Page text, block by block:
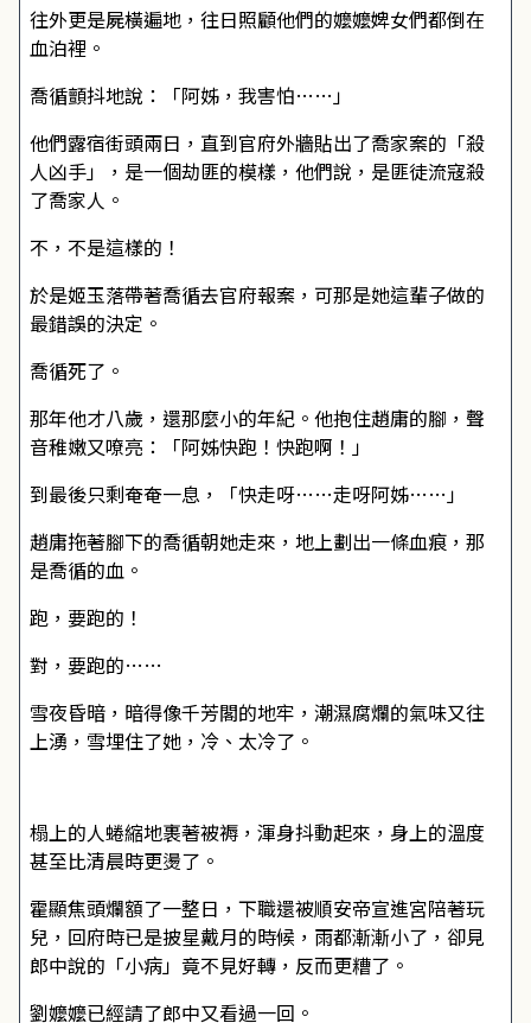
往外更是屍橫遍地，往日照顧他們的嬤嬤婢女們都倒在
血泊裡。
喬循顫抖地說：「阿姊，我害怕……」
他們露宿街頭兩日，直到官府外牆貼出了喬家案的「殺
人凶手」，是一個劫匪的模樣，他們說，是匪徒流寇殺
了喬家人。
不，不是這樣的！
於是姬玉落帶著喬循去官府報案，可那是她這輩子做的
最錯誤的決定。
喬循死了。
那年他才八歲，還那麼小的年紀。他抱住趙庸的腳，聲
音稚嫩又嘹亮：「阿姊快跑！快跑啊！」
到最後只剩奄奄一息，「快走呀……走呀阿姊……」
趙庸拖著腳下的喬循朝她走來，地上劃出一條血痕，那
是喬循的血。
跑，要跑的！
對，要跑的……
雪夜昏暗，暗得像千芳閣的地牢，潮濕腐爛的氣味又往
上湧，雪埋住了她，冷、太冷了。
榻上的人蜷縮地裹著被褥，渾身抖動起來，身上的溫度
甚至比清晨時更燙了。
霍顯焦頭爛額了一整日，下職還被順安帝宣進宮陪著玩
兒，回府時已是披星戴月的時候，雨都漸漸小了，卻見
郎中說的「小病」竟不見好轉，反而更糟了。
劉嬤嬤已經請了郎中又看過一回。